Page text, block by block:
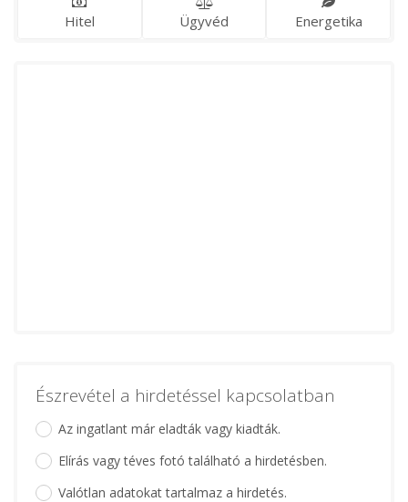
Hitel Ügyvéd Energetika
Észrevétel a hirdetéssel kapcsolatban
Az ingatlant már eladták vagy kiadták.
Elírás vagy téves fotó található a hirdetésben.
Valótlan adatokat tartalmaz a hirdetés.